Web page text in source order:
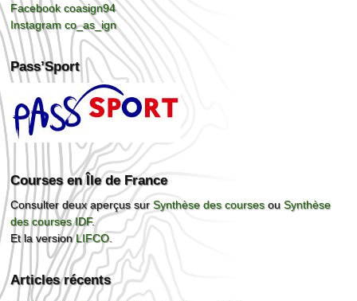
Facebook coasign94
Instagram co_as_ign
Pass’Sport
Courses en Île de France
Consulter deux aperçus surSynthèse des coursesouSynthèse
des courses IDF.
Et la versionLIFCO.
Articles récents